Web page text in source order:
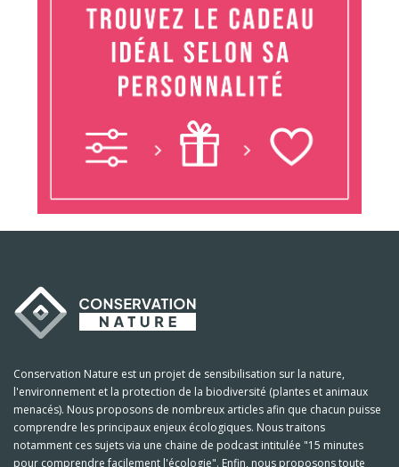
Conservation Nature est un projet de sensibilisation sur la nature,
l'environnement et la protection de la biodiversité (plantes et animaux
menacés). Nous proposons de nombreux articles afin que chacun puisse
comprendre les principaux enjeux écologiques. Nous traitons
notamment ces sujets via une chaine de podcast intitulée "15 minutes
pour comprendre facilement l'écologie". Enfin, nous proposons toute